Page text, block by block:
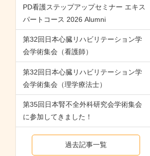
PD看護ステップアップセミナー エキス
パートコース 2026 Alumni
第32回日本心臓リハビリテーション学
会学術集会（看護師）
第32回日本心臓リハビリテーション学
会学術集会（理学療法士）
第35回日本腎不全外科研究会学術集会
に参加してきました！
過去記事一覧